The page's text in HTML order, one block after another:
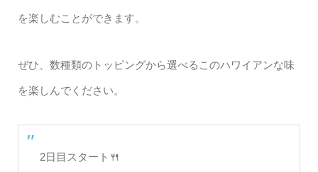
を楽しむことができます。
ぜひ、数種類のトッピングから選べるこのハワイアンな味
を楽しんでください。
2日目スタート🍴